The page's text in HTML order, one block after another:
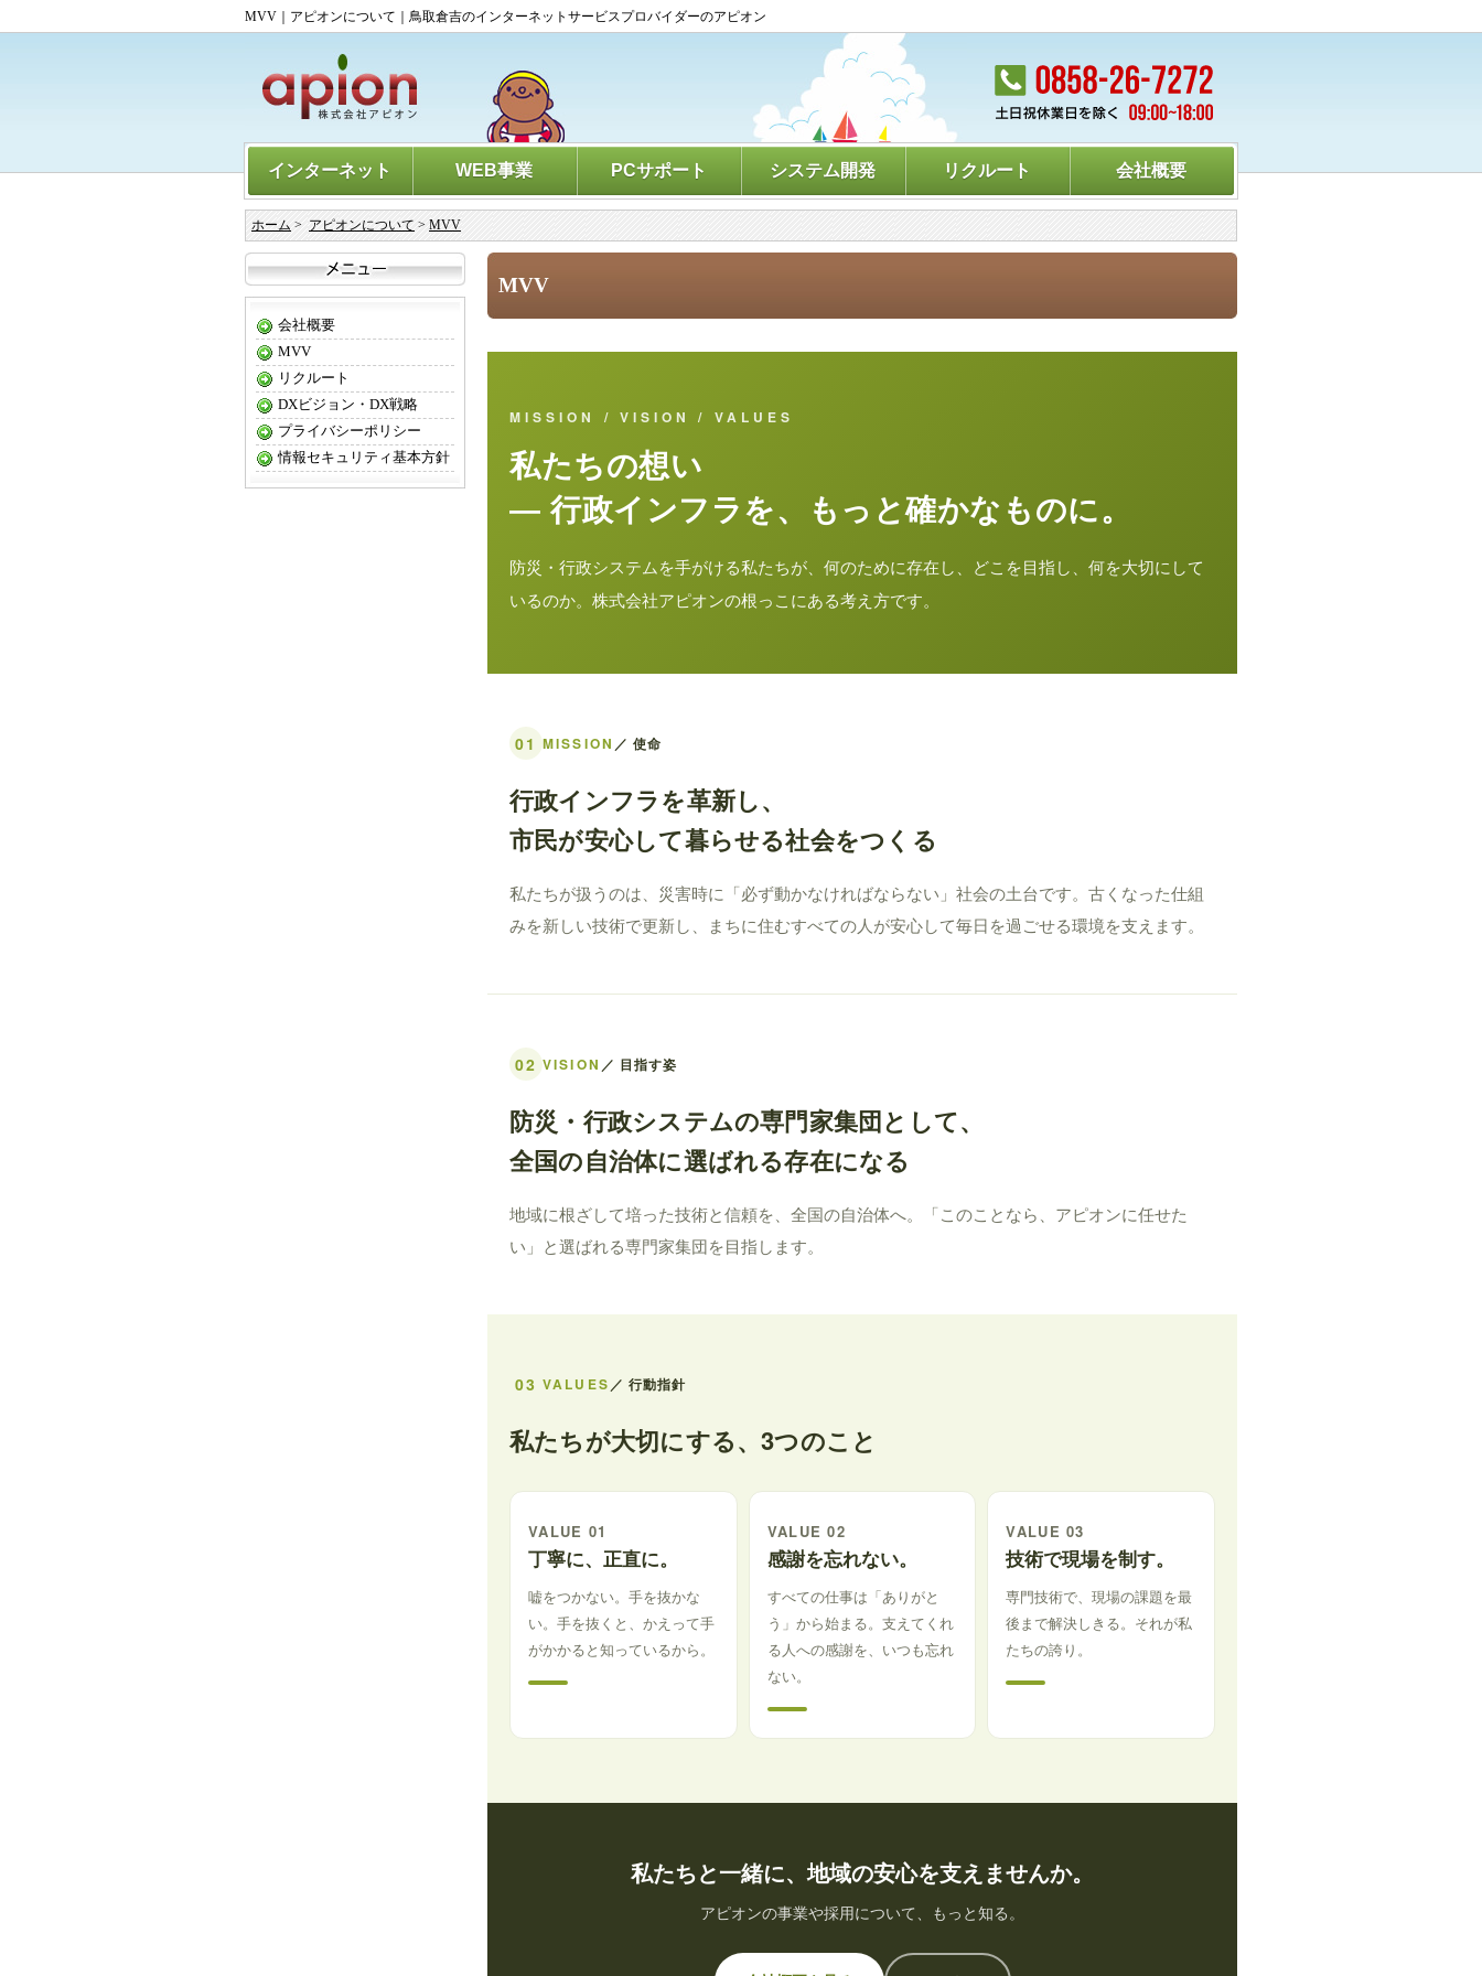
MVV｜アピオンについて｜鳥取倉吉のインターネットサービスプロバイダーのアピオン
インターネット WEB事業 PCサポート システム開発 リクルート 会社概要
ホーム > アピオンについて > MVV
MVV
MISSION / VISION / VALUES
私たちの想い
― 行政インフラを、もっと確かなものに。
防災・行政システムを手がける私たちが、何のために存在し、どこを目指し、何を大切にして
いるのか。株式会社アピオンの根っこにある考え方です。
01 MISSION ／ 使命
行政インフラを革新し、
市民が安心して暮らせる社会をつくる
私たちが扱うのは、災害時に「必ず動かなければならない」社会の土台です。古くなった仕組
みを新しい技術で更新し、まちに住むすべての人が安心して毎日を過ごせる環境を支えます。
02 VISION ／ 目指す姿
防災・行政システムの専門家集団として、
全国の自治体に選ばれる存在になる
地域に根ざして培った技術と信頼を、全国の自治体へ。「このことなら、アピオンに任せた
い」と選ばれる専門家集団を目指します。
03 VALUES ／ 行動指針
私たちが大切にする、3つのこと
VALUE 01
丁寧に、正直に。
嘘をつかない。手を抜かな
い。手を抜くと、かえって手
がかかると知っているから。
VALUE 02
感謝を忘れない。
すべての仕事は「ありがと
う」から始まる。支えてくれ
る人への感謝を、いつも忘れ
ない。
VALUE 03
技術で現場を制す。
専門技術で、現場の課題を最
後まで解決しきる。それが私
たちの誇り。
私たちと一緒に、地域の安心を支えませんか。
アピオンの事業や採用について、もっと知る。
会社概要
MVV
リクルート
DXビジョン・DX戦略
プライバシーポリシー
情報セキュリティ基本方針